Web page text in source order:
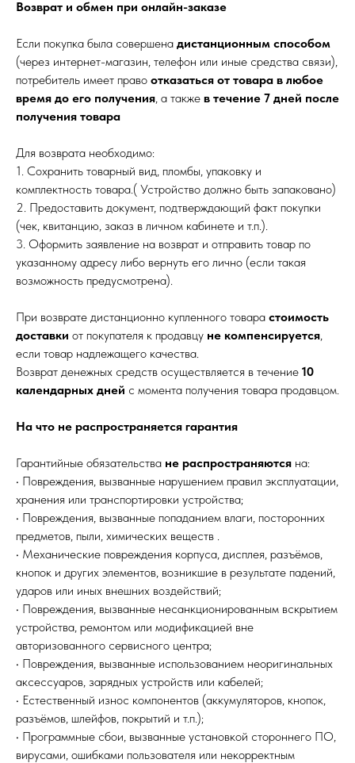
Возврат и обмен при онлайн-заказе
Если покупка была совершена дистанционным способом
(через интернет-магазин, телефон или иные средства связи),
потребитель имеет право отказаться от товара в любое
время до его получения, а также в течение 7 дней после
получения товара
Для возврата необходимо:
1. Сохранить товарный вид, пломбы, упаковку и
комплектность товара.( Устройство должно быть запаковано)
2. Предоставить документ, подтверждающий факт покупки
(чек, квитанцию, заказ в личном кабинете и т.п.).
3. Оформить заявление на возврат и отправить товар по
указанному адресу либо вернуть его лично (если такая
возможность предусмотрена).
При возврате дистанционно купленного товара стоимость
доставки от покупателя к продавцу не компенсируется,
если товар надлежащего качества.
Возврат денежных средств осуществляется в течение 10
календарных дней с момента получения товара продавцом.
На что не распространяется гарантия
Гарантийные обязательства не распространяются на:
• Повреждения, вызванные нарушением правил эксплуатации,
хранения или транспортировки устройства;
• Повреждения, вызванные попаданием влаги, посторонних
предметов, пыли, химических веществ .
• Механические повреждения корпуса, дисплея, разъёмов,
кнопок и других элементов, возникшие в результате падений,
ударов или иных внешних воздействий;
• Повреждения, вызванные несанкционированным вскрытием
устройства, ремонтом или модификацией вне
авторизованного сервисного центра;
• Повреждения, вызванные использованием неоригинальных
аксессуаров, зарядных устройств или кабелей;
• Естественный износ компонентов (аккумуляторов, кнопок,
разъёмов, шлейфов, покрытий и т.п.);
• Программные сбои, вызванные установкой стороннего ПО,
вирусами, ошибками пользователя или некорректным